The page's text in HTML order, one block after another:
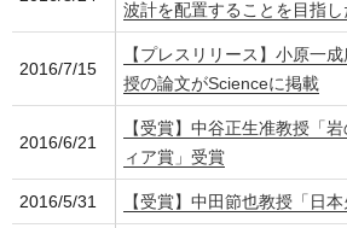
波計を配置することを目指
2016/7/15
【プレスリリース】小原一
授の論文がScienceに掲載
2016/6/21
【受賞】中谷正生准教授「
ィア賞」受賞
2016/5/31 【受賞】中田節也教授「日